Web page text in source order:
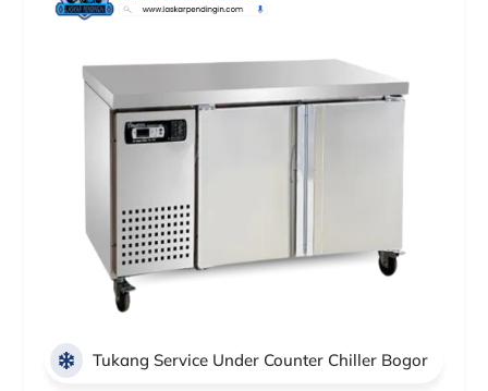
Tukang Service Under Counter Chiller Bogor